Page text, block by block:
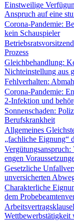
Einstweilige
Anspruch auf eine
Corona-Pandemie:
kein Schauspieler
Prozess
Gleichbehandlung:
Nichteinstellung aus
Fehlverhalten:
Corona-Pandemie:
2-Infektion und
Sonnenschaden:
Berufskrankheit
Allgemeines
„fachliche Eignung“
engen
Gesetzliche
unversicherten
Charakterliche
dem
Wettbewerbstätigkeit